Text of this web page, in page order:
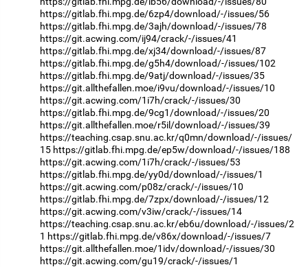
https://gitlab.fhi.mpg.de/6zp4/download/-/issues/56
https://gitlab.fhi.mpg.de/3ajh/download/-/issues/78
https://git.acwing.com/ij94/crack/-/issues/41
https://gitlab.fhi.mpg.de/xj34/download/-/issues/87
https://gitlab.fhi.mpg.de/g5h4/download/-/issues/102
https://gitlab.fhi.mpg.de/9atj/download/-/issues/35
https://git.allthefallen.moe/i9vu/download/-/issues/10
https://git.acwing.com/1i7h/crack/-/issues/30
https://gitlab.fhi.mpg.de/9cg1/download/-/issues/20
https://git.allthefallen.moe/r5il/download/-/issues/39
https://teaching.csap.snu.ac.kr/q0mn/download/-/issues/
15 https://gitlab.fhi.mpg.de/ep5w/download/-/issues/188
https://git.acwing.com/1i7h/crack/-/issues/53
https://gitlab.fhi.mpg.de/yy0d/download/-/issues/1
https://git.acwing.com/p08z/crack/-/issues/10
https://gitlab.fhi.mpg.de/7zpx/download/-/issues/12
https://git.acwing.com/v3iw/crack/-/issues/14
https://teaching.csap.snu.ac.kr/eb6u/download/-/issues/2
1 https://gitlab.fhi.mpg.de/v86x/download/-/issues/7
https://git.allthefallen.moe/1idv/download/-/issues/30
https://git.acwing.com/gu19/crack/-/issues/1